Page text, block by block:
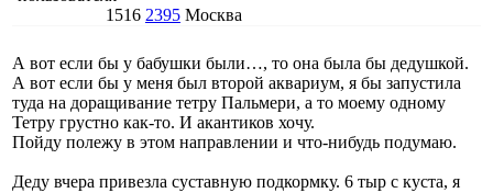
1516 2395 Москва
А вот если бы у бабушки были…, то она была бы дедушкой.
А вот если бы у меня был второй аквариум, я бы запустила
туда на доращивание тетру Пальмери, а то моему одному
Тетру грустно как-то. И акантиков хочу.
Пойду полежу в этом направлении и что-нибудь подумаю.
Деду вчера привезла суставную подкормку. 6 тыр с куста, я